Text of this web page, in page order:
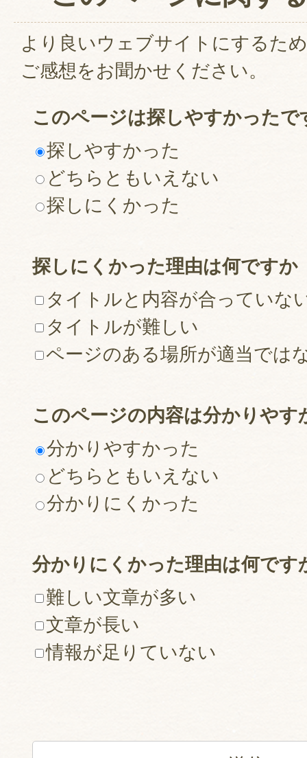
より良いウェブサイトにするた
ご感想をお聞かせください。
このページは探しやすかったで
探しやすかった
どちらともいえない
探しにくかった
探しにくかった理由は何ですか
タイトルと内容が合っていな
タイトルが難しい
ページのある場所が適当では
このページの内容は分かりやす
分かりやすかった
どちらともいえない
分かりにくかった
分かりにくかった理由は何です
難しい文章が多い
文章が長い
情報が足りていない